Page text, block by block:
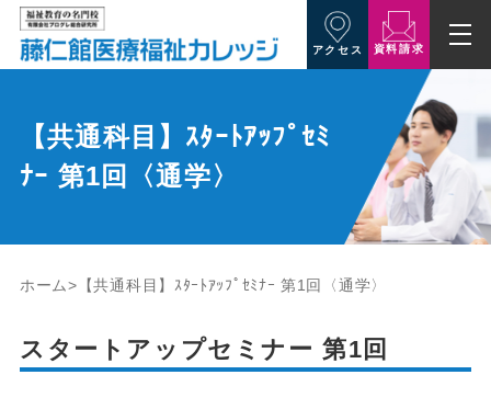
アクセス 資料請求
【共通科目】ｽﾀｰﾄｱｯﾌﾟｾﾐ
ﾅｰ 第1回〈通学〉
ホーム 【共通科目】ｽﾀｰﾄｱｯﾌﾟｾﾐﾅｰ 第1回〈通学〉
スタートアップセミナー 第1回